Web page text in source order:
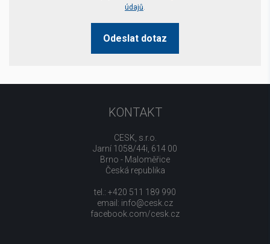
údajů.
Odeslat dotaz
KONTAKT
CESK, s.r.o.
Jarní 1058/44i, 614 00
Brno - Maloměřice
Česká republika
tel.: +420 511 189 990
email: info@cesk.cz
facebook.com/cesk.cz